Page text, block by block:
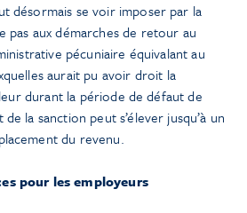
désormais se voir imposer par la
pas aux démarches de retour au
pécuniaire équivalant au
aurait pu avoir droit la
durant la période de défaut de
la sanction peut s’élever jusqu’à un
du revenu.
pour les employeurs